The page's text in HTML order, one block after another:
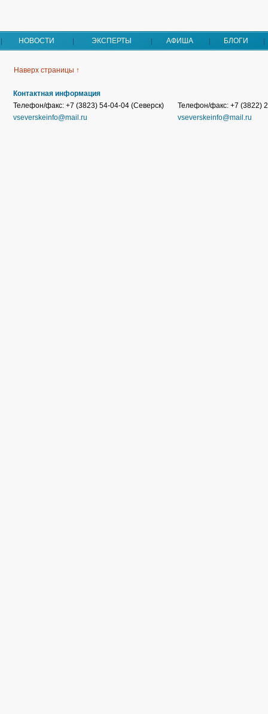
НОВОСТИ ЭКСПЕРТЫ АФИША БЛОГИ
Наверх страницы ↑
Контактная информация
Телефон/факс: +7 (3823) 54-04-04 (Северск)
vseverskeinfo@mail.ru
Телефон/факс: +7 (3822)
vseverskeinfo@mail.ru